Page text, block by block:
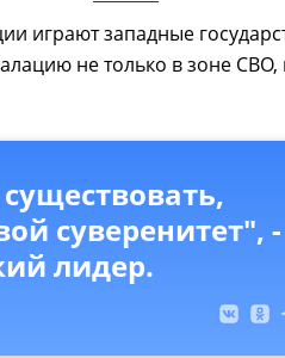
играют западные
не только в зоне СВО,
суверенитет", -
лидер.